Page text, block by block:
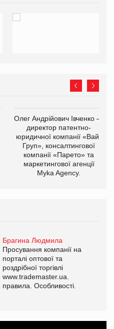
Олег Андрійович Івченко —
директор патентно-
юридичної компанії «Вайз
Груп», консалтингової
компанії «Парето» та
маркетингової агенції
Myka Agency.
Брагина Людмила
Просування компанії на
порталі оптової та
роздрібної торгівлі
www.trademaster.ua.
правила. Особливості.